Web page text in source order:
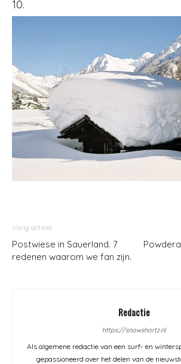
10.
Vorig artikel
Postwiese in Sauerland. 7
redenen waarom we fan zijn.
Redactie
https://snowshortz.nl
Als algemene redactie van een surf- en
gepassioneerd over het delen van de